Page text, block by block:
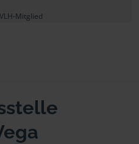
Mitglied